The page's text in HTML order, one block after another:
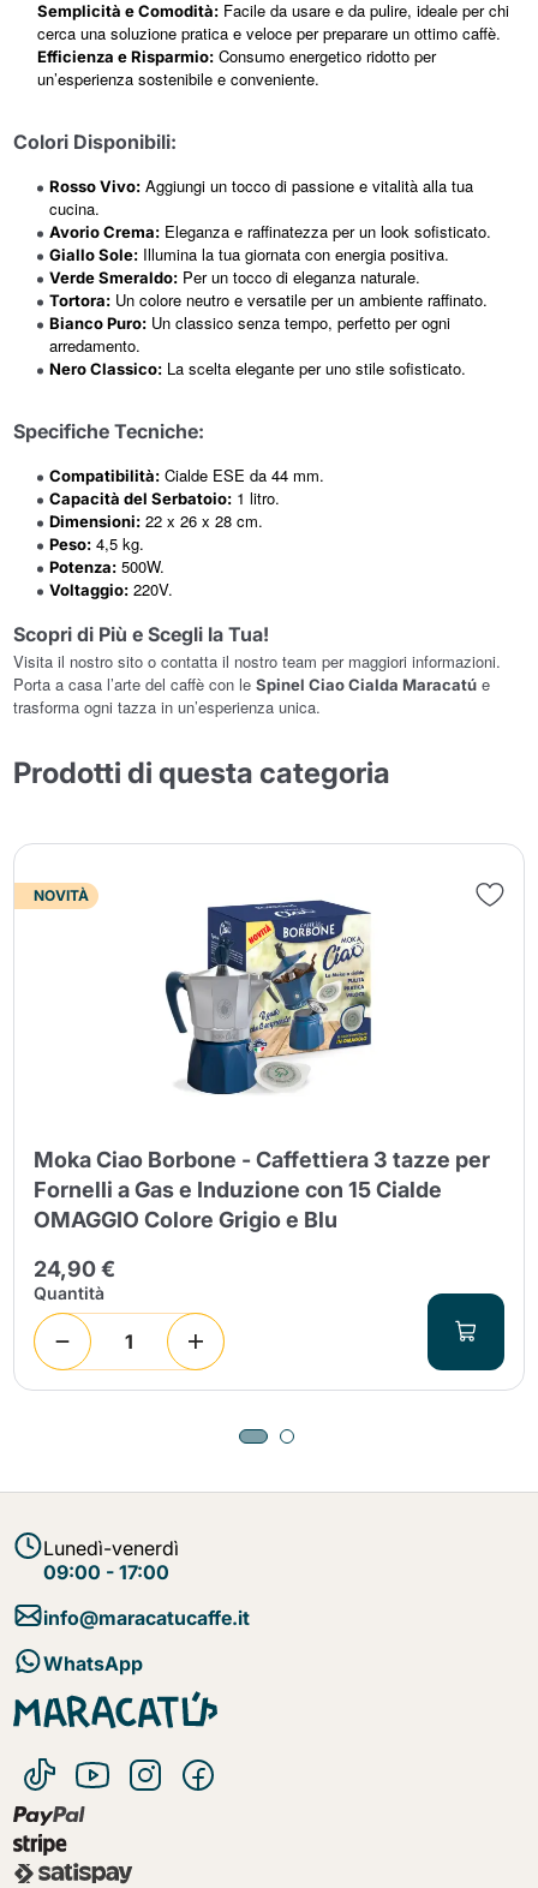
Semplicità e Comodità: Facile da usare e da pulire, ideale per chi
cerca una soluzione pratica e veloce per preparare un ottimo caffè.
Efficienza e Risparmio: Consumo energetico ridotto per
un’esperienza sostenibile e conveniente.
Colori Disponibili:
Rosso Vivo: Aggiungi un tocco di passione e vitalità alla tua
cucina.
Avorio Crema: Eleganza e raffinatezza per un look sofisticato.
Giallo Sole: Illumina la tua giornata con energia positiva.
Verde Smeraldo: Per un tocco di eleganza naturale.
Tortora: Un colore neutro e versatile per un ambiente raffinato.
Bianco Puro: Un classico senza tempo, perfetto per ogni
arredamento.
Nero Classico: La scelta elegante per uno stile sofisticato.
Specifiche Tecniche:
Compatibilità: Cialde ESE da 44 mm.
Capacità del Serbatoio: 1 litro.
Dimensioni: 22 x 26 x 28 cm.
Peso: 4,5 kg.
Potenza: 500W.
Voltaggio: 220V.
Scopri di Più e Scegli la Tua!
Visita il nostro sito o contatta il nostro team per maggiori informazioni.
Porta a casa l’arte del caffè con leSpinel Ciao Cialda Maracatú e
trasforma ogni tazza in un’esperienza unica.
Prodotti di questa categoria
NOVITÀ
Moka Ciao Borbone - Caffettiera 3 tazze per
Fornelli a Gas e Induzione con 15 Cialde
OMAGGIO Colore Grigio e Blu
24,90 €
Quantità
Lunedì-venerdì
09:00 - 17:00
info@maracatucaffe.it
WhatsApp